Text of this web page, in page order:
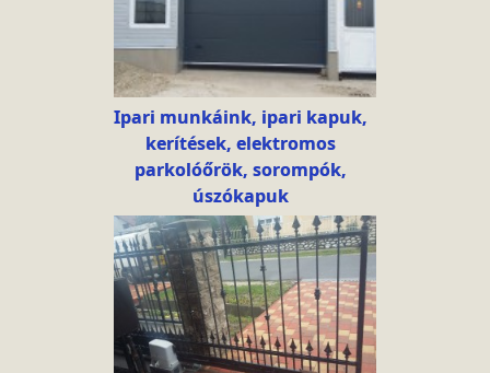
Ipari munkáink, ipari kapuk,
kerítések, elektromos
parkolóőrök, sorompók,
úszókapuk